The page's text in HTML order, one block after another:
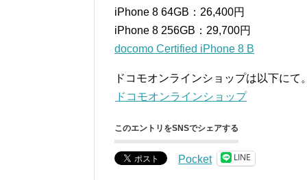
iPhone 8 64GB：26,400円
iPhone 8 256GB：29,700円
docomo Certified iPhone 8 B
ドコモオンラインショップは以下にて
ドコモオンラインショップ
このエントリをSNSでシェアする
Pocket LINE